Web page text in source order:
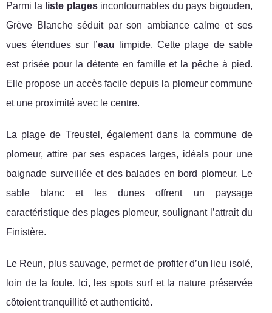
Parmi la liste plagesincontournables du pays bigouden,
Grève Blanche séduit par son ambiance calme et ses
vues étendues sur l’eau limpide. Cette plage de sable
est prisée pour la détente en famille et la pêche à pied.
Elle propose un accès facile depuis la plomeur commune
et une proximité avec le centre.
La plage de Treustel, également dans la commune de
plomeur, attire par ses espaces larges, idéals pour une
baignade surveillée et des balades en bord plomeur. Le
sable blanc et les dunes offrent un paysage
caractéristique des plages plomeur, soulignant l’attrait du
Finistère.
Le Reun, plus sauvage, permet de profiter d’un lieu isolé,
loin de la foule. Ici, les spots surf et la nature préservée
côtoient tranquillité et authenticité.